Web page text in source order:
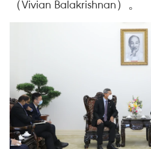
（Vivian Balakrishnan）。